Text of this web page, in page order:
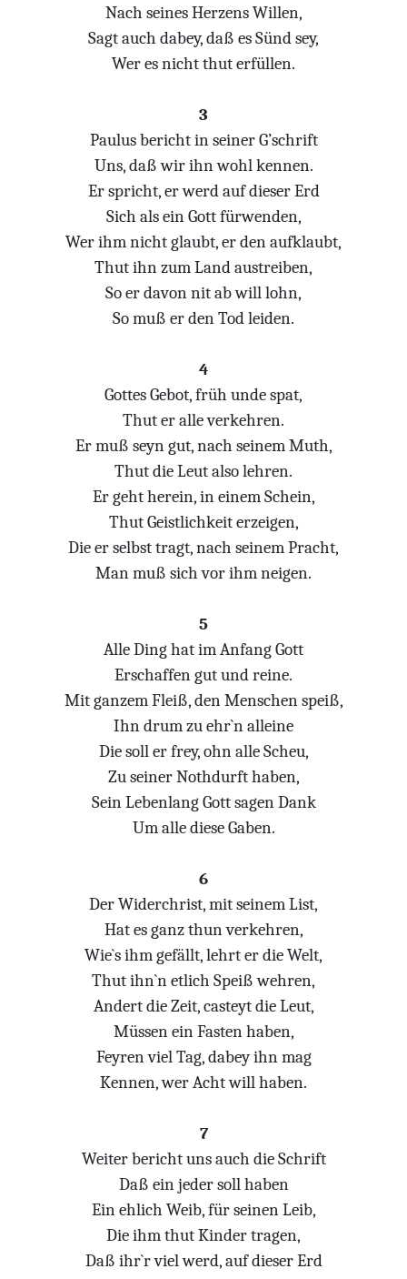
Nach seines Herzens Willen,
Sagt auch dabey, daß es Sünd sey,
Wer es nicht thut erfüllen.
3
Paulus bericht in seiner G’schrift
Uns, daß wir ihn wohl kennen.
Er spricht, er werd auf dieser Erd
Sich als ein Gott fürwenden,
Wer ihm nicht glaubt, er den aufklaubt,
Thut ihn zum Land austreiben,
So er davon nit ab will lohn,
So muß er den Tod leiden.
4
Gottes Gebot, früh unde spat,
Thut er alle verkehren.
Er muß seyn gut, nach seinem Muth,
Thut die Leut also lehren.
Er geht herein, in einem Schein,
Thut Geistlichkeit erzeigen,
Die er selbst tragt, nach seinem Pracht,
Man muß sich vor ihm neigen.
5
Alle Ding hat im Anfang Gott
Erschaffen gut und reine.
Mit ganzem Fleiß, den Menschen speiß,
Ihn drum zu ehr`n alleine
Die soll er frey, ohn alle Scheu,
Zu seiner Nothdurft haben,
Sein Lebenlang Gott sagen Dank
Um alle diese Gaben.
6
Der Widerchrist, mit seinem List,
Hat es ganz thun verkehren,
Wie`s ihm gefällt, lehrt er die Welt,
Thut ihn`n etlich Speiß wehren,
Andert die Zeit, casteyt die Leut,
Müssen ein Fasten haben,
Feyren viel Tag, dabey ihn mag
Kennen, wer Acht will haben.
7
Weiter bericht uns auch die Schrift
Daß ein jeder soll haben
Ein ehlich Weib, für seinen Leib,
Die ihm thut Kinder tragen,
Daß ihr`r viel werd, auf dieser Erd